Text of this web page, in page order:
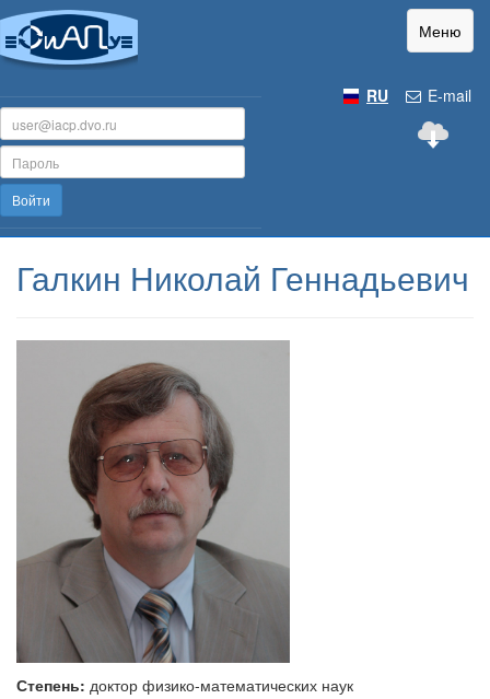
Меню
E-mail
RU
Войти
Галкин Николай Геннадьевич
Степень: доктор физико-математических наук